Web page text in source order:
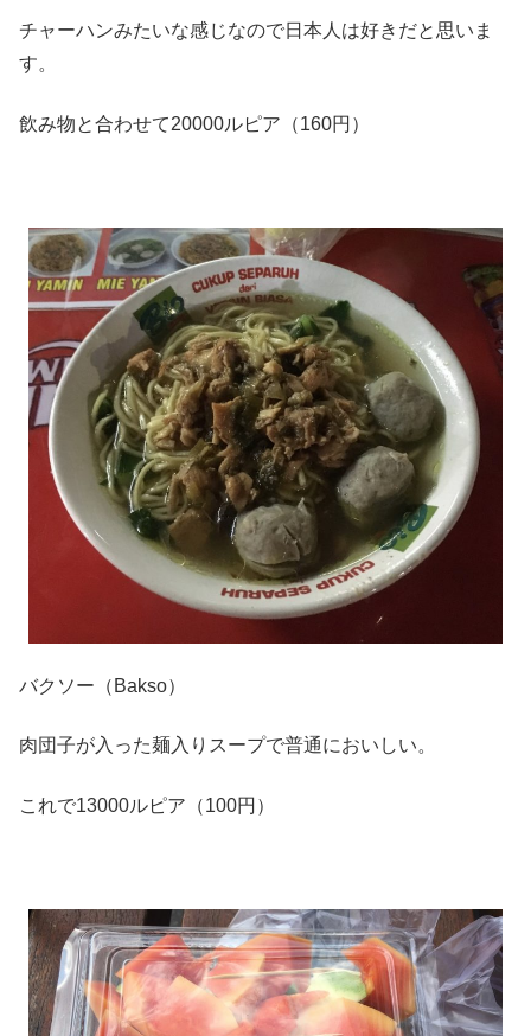
チャーハンみたいな感じなので日本人は好きだと思いま
す。
飲み物と合わせて20000ルピア（160円）
バクソー（Bakso）
肉団子が入った麺入りスープで普通においしい。
これで13000ルピア（100円）